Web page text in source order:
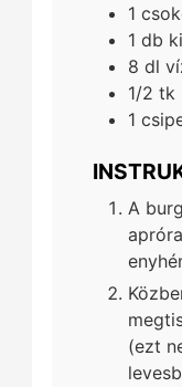
1
1 db
8 dl
1/2 tk
1
A
(ezt